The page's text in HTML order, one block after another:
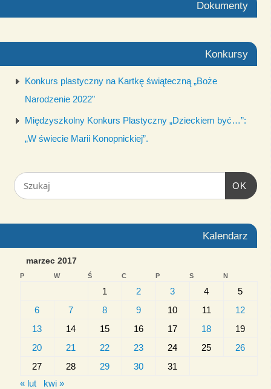
Dokumenty
Konkursy
Konkurs plastyczny na Kartkę świąteczną „Boże
Narodzenie 2022”
Międzyszkolny Konkurs Plastyczny „Dzieckiem być…”:
„W świecie Marii Konopnickiej”.
OK
Kalendarz
marzec 2017
P W Ś C P S N
1 2 3 4
5
6
7 8 9 10 11
12
13
14 15 16 17 18
19
20
21 22 23 24 25
26
27
28 29 30
31
« lut
kwi »